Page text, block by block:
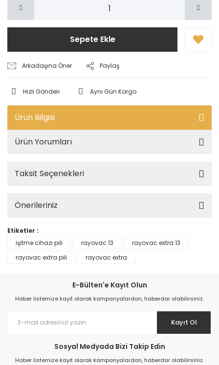
Sepete Ekle
Arkadaşına Öner Paylaş
Hızlı Gönderi Aynı Gün Kargo
Ürün Bilgisi
Ürün Yorumları
Taksit Seçenekleri
Önerileriniz
Etiketler :
işitme cihazı pili
rayovac 13
rayovac extra 13
rayovac extra pili
rayovac extra
E-Bülten'e Kayıt Olun
Haber listemize kayıt olarak kampanyalardan, haberdar olabilirsiniz.
Kayıt Ol
Sosyal Medyada Bizi Takip Edin
Haber listemize kayıt olarak kampanyalardan, haberdar olabilirsiniz.